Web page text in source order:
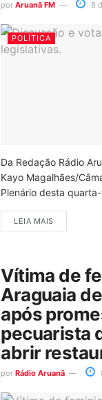
por Aruanã FM 8
POLÍTICA
Da Redação Rádio
Kayo Magalhães/
Plenário desta
LEIA MAIS
Vítima de
Araguaia
após
pecuarista
abrir
por Rádio Aruanã